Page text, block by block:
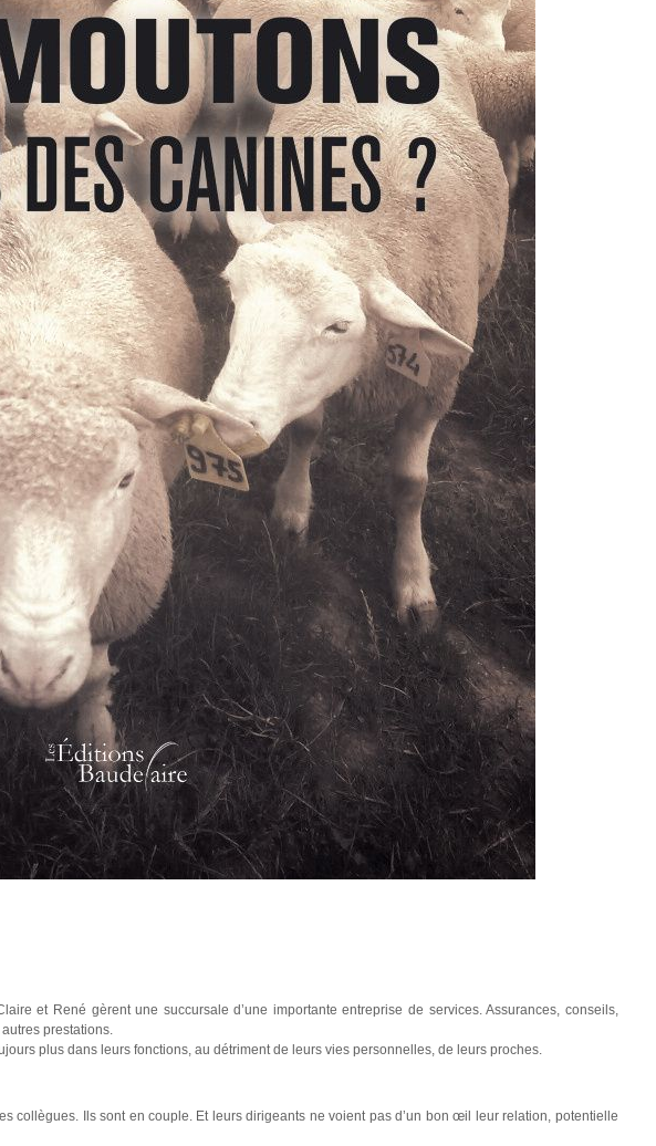
et René gèrent une succursale d’une importante entreprise de services. Assurances, conseils,
prestations.
plus dans leurs fonctions, au détriment de leurs vies personnelles, de leurs proches.
collègues. Ils sont en couple. Et leurs dirigeants ne voient pas d’un bon œil leur relation, potentielle